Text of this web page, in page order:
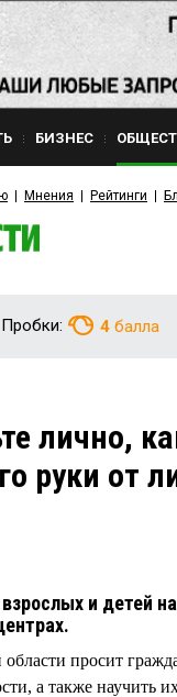
БИЗНЕС
Мнения Рейтинги
Пробки: 4 балла
лично,
руки от
и детей
просит
а также научить